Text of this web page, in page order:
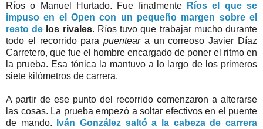
Ríos o Manuel Hurtado. Fue finalmente
Ríos el que se
impuso en el Open con un pequeño margen sobre el
resto de los rivales. Ríos tuvo que trabajar mucho durante
todo el recorrido parapuenteara un correoso Javier Díaz
Carretero, que fue el hombre encargado de poner el ritmo en
la prueba. Esa tónica la mantuvo a lo largo de los primeros
siete kilómetros de carrera.
A partir de ese punto del recorrido comenzaron a alterarse
las cosas. La prueba empezó a soltar efectivos en el puente
de mando.
Iván González saltó a la cabeza de carrera